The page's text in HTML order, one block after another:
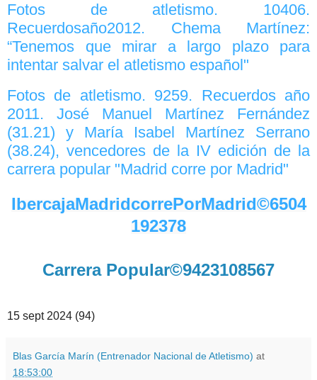
Fotos de atletismo. 10406.
Recuerdosaño2012. Chema Martínez:
“Tenemos que mirar a largo plazo para
intentar salvar el atletismo español"
Fotos de atletismo. 9259. Recuerdos año
2011. José Manuel Martínez Fernández
(31.21) y María Isabel Martínez Serrano
(38.24), vencedores de la IV edición de la
carrera popular "Madrid corre por Madrid"
IbercajaMadridcorrePorMadrid©6504
192378
Carrera Popular©9423108567
15 sept 2024 (94)
Blas García Marín (Entrenador Nacional de Atletismo) at
18:53:00